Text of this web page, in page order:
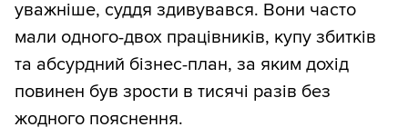
уважніше, суддя здивувався. Вони часто
мали одного-двох працівників, купу збитків
та абсурдний бізнес-план, за яким дохід
повинен був зрости в тисячі разів без
жодного пояснення.